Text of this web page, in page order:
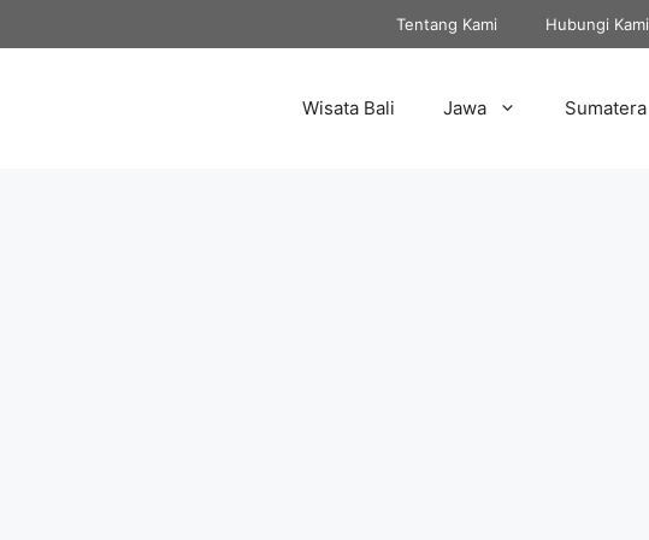
Tentang Kami Hubungi Kami
Wisata Bali Jawa Sumatera